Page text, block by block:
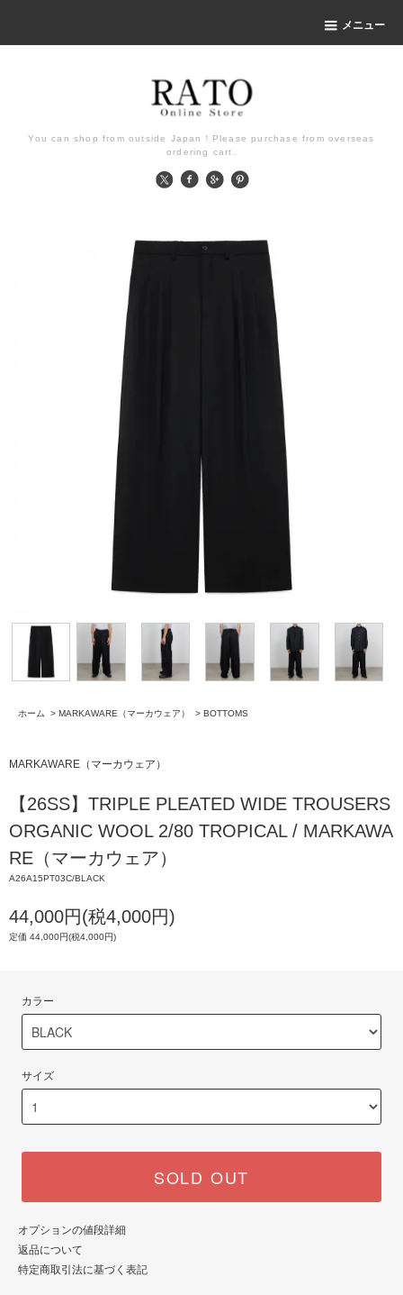
メニュー
You can shop from outside Japan！Please purchase from overseas
ordering cart.
ホーム > MARKAWARE（マーカウェア） > BOTTOMS
MARKAWARE（マーカウェア）
【26SS】TRIPLE PLEATED WIDE TROUSERS
ORGANIC WOOL 2/80 TROPICAL / MARKAWA
RE（マーカウェア）
A26A15PT03C/BLACK
44,000円(税4,000円)
定価 44,000円(税4,000円)
カラー
サイズ
SOLD OUT
オプションの値段詳細
返品について
特定商取引法に基づく表記